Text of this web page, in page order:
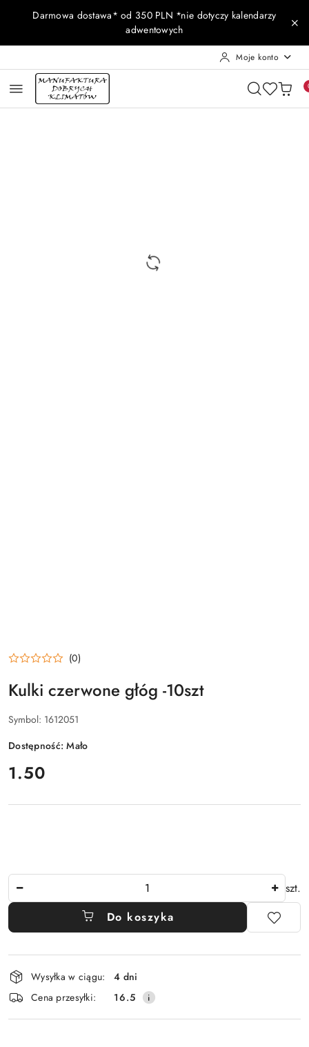
Przejdź do treści głównej
Przejdź do wyszukiwarki
Przejdź do moje konto
Przejdź do menu głównego
Przejdź do opisu produktu
Przejdź do stopki
Darmowa dostawa* od 350 PLN *nie dotyczy kalendarzy
adwentowych
Moje konto
(0)
Kulki czerwone głóg -10szt
Symbol: 1612051
Dostępność:Mało
cena:
1.50
szt.
Do koszyka
Dostępność
i
dostawa
Wysyłka w ciągu:
4 dni
Cena przesyłki:
16.5